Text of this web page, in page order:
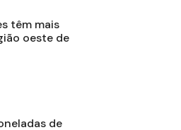
têm mais
oeste de
de